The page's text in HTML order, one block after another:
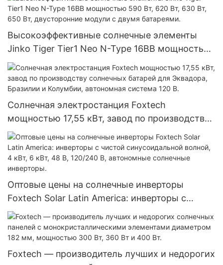
Китай.
Высокоэффективные солнечные элементы
Jinko Tiger Tier1 Neo N-Type 16BB мощностью
590 Вт, 620 Вт, 630 Вт, 650 Вт, двусторонние
модули с двумя батареями.
Солнечная электростанция Foxtech
мощностью 17,55 кВт, завод по производству
солнечных батарей для Эквадора, Бразилии и
Колумбии, автономная система 120 В.
Оптовые цены на солнечные инверторы
Foxtech Solar Latin America: инверторы с
чистой синусоидальной волной, 4 кВт, 6 кВт,
48 В, 120/240 В, автономные солнечные
инверторы.
Foxtech — производитель лучших и недорогих